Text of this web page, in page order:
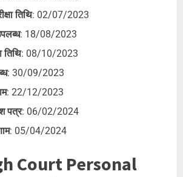
तिथि: 02/07/2023
: 18/08/2023
तिथि: 08/10/2023
: 30/09/2023
: 22/12/2023
पत्र: 06/02/2024
: 05/04/2024
Court Personal